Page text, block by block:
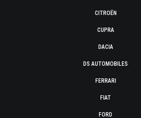
CITROËN
CUPRA
DACIA
DS AUTOMOBILES
FERRARI
FIAT
FORD